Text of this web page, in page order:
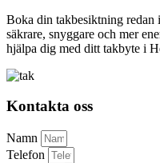
Boka din takbesiktning redan
säkrare, snyggare och mer
hjälpa dig med ditt takbyte i
Kontakta oss
Namn
Telefon